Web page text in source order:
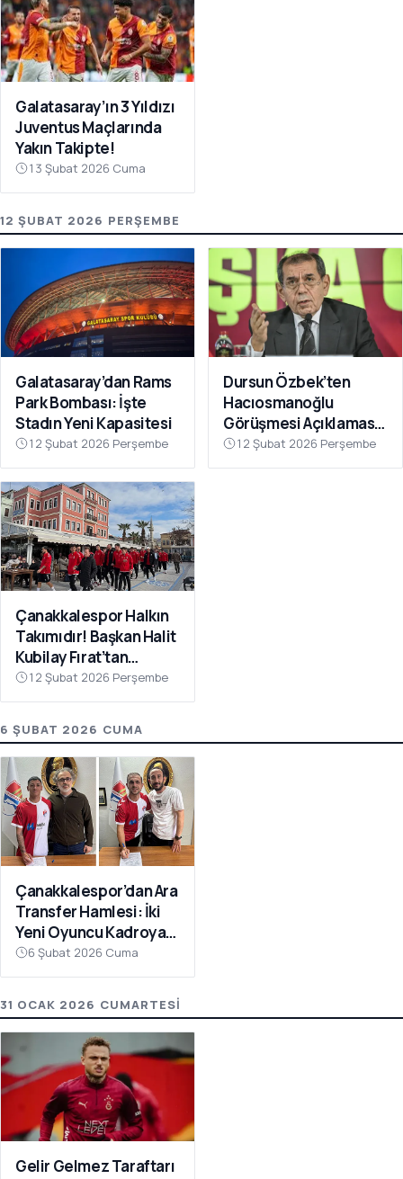
Galatasaray’ın 3 Yıldızı
Juventus Maçlarında
Yakın Takipte!
13 Şubat 2026 Cuma
12 ŞUBAT 2026 PERŞEMBE
Galatasaray’dan Rams
Park Bombası: İşte
Stadın Yeni Kapasitesi
12 Şubat 2026 Perşembe
Dursun Özbek’ten
Hacıosmanoğlu
Görüşmesi Açıklaması:
“Galatasaray’ı Bu Tür
İddialarla
12 Şubat 2026 Perşembe
Çanakkalespor Halkın
Takımıdır! Başkan Halit
Kubilay Fırat’tan
Anlamlı Buluşma
12 Şubat 2026 Perşembe
6 ŞUBAT 2026 CUMA
Çanakkalespor’dan Ara
Transfer Hamlesi: İki
Yeni Oyuncu Kadroya
Katıldı
6 Şubat 2026 Cuma
31 OCAK 2026 CUMARTESI
Gelir Gelmez Taraftarı